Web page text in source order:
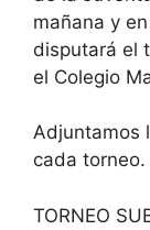
mañana y
disputará el
el Colegio
Adjuntamos
cada torneo.
TORNEO